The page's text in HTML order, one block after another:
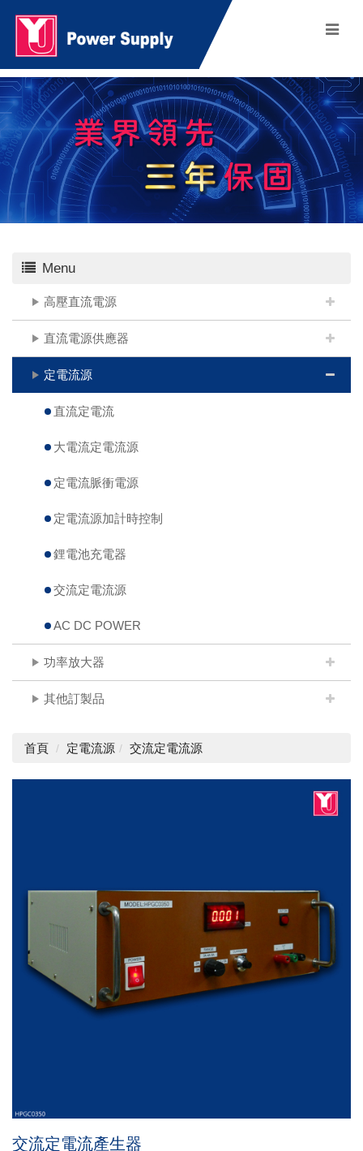
Menu
高壓直流電源
直流電源供應器
定電流源
直流定電流
大電流定電流源
定電流脈衝電源
定電流源加計時控制
鋰電池充電器
交流定電流源
AC DC POWER
功率放大器
其他訂製品
首頁 定電流源 交流定電流源
交流定電流產生器